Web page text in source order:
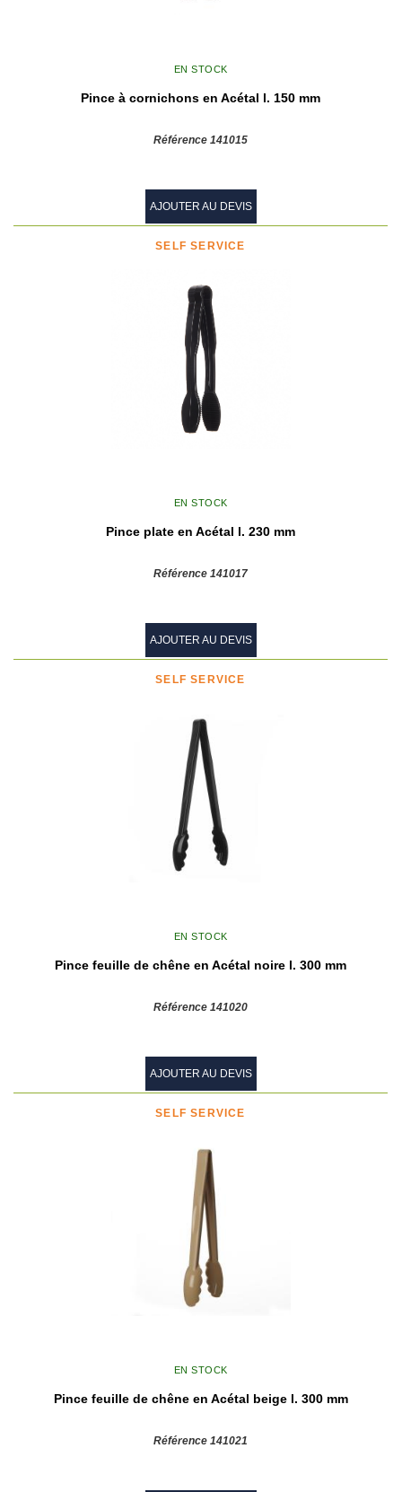
EN STOCK
Pince à cornichons en Acétal l. 150 mm
Référence 141015
AJOUTER AU DEVIS
SELF SERVICE
EN STOCK
Pince plate en Acétal l. 230 mm
Référence 141017
AJOUTER AU DEVIS
SELF SERVICE
EN STOCK
Pince feuille de chêne en Acétal noire l. 300 mm
Référence 141020
AJOUTER AU DEVIS
SELF SERVICE
EN STOCK
Pince feuille de chêne en Acétal beige l. 300 mm
Référence 141021